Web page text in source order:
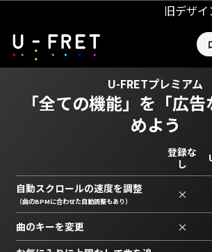
旧デザ
U-FRETプレミアム
「全ての機能」を 「広
めよう
登録な
し
自動スクロールの速度を調整
（曲のBPMに合わせた自動調整もあり） ×
曲のキーを変更 ×